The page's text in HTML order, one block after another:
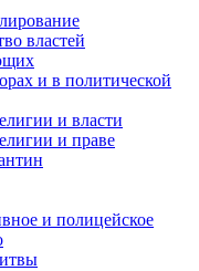
властей
и в политической
и власти
и праве
и полицейское